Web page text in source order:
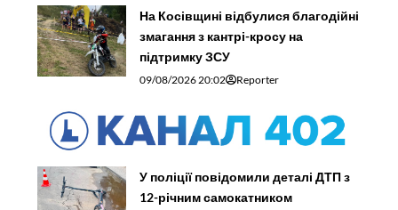
На Косівщині відбулися благодійні
змагання з кантрі-кросу на
підтримку ЗСУ
09/08/2026 20:02 Reporter
У поліції повідомили деталі ДТП з
12-річним самокатником